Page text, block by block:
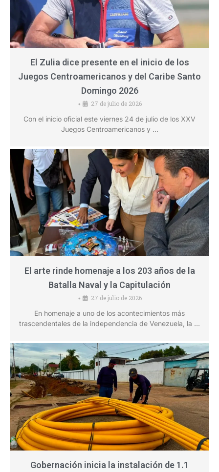
El Zulia dice presente en el inicio de los
Juegos Centroamericanos y del Caribe Santo
Domingo 2026
• 27 de julio de 2026
Con el inicio oficial este viernes 24 de julio de los XXV
Juegos Centroamericanos y …
El arte rinde homenaje a los 203 años de la
Batalla Naval y la Capitulación
• 27 de julio de 2026
En homenaje a uno de los acontecimientos más
trascendentales de la independencia de Venezuela, la …
Gobernación inicia la instalación de 1.1